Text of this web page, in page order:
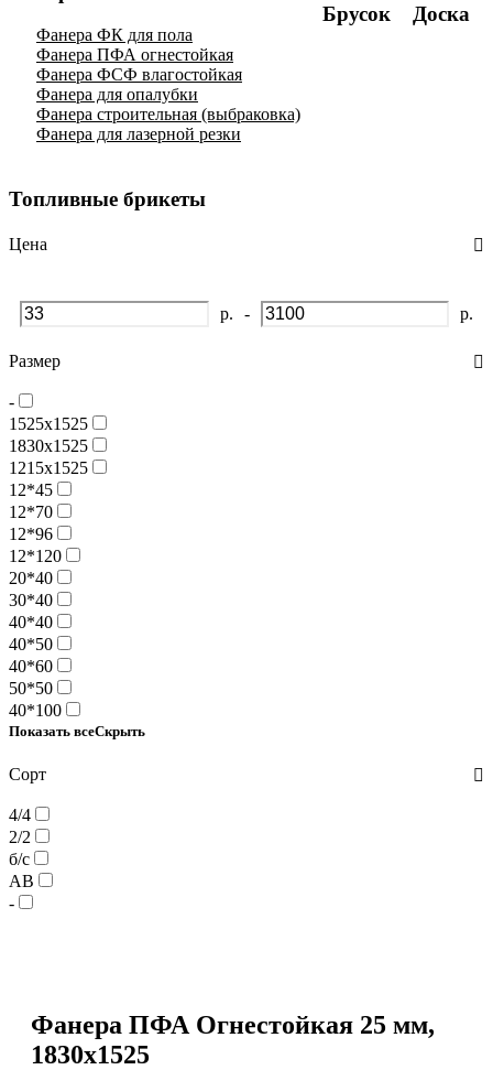
Фанера ФК для пола
Фанера ПФА огнестойкая
Фанера ФСФ влагостойкая
Фанера для опалубки
Фанера строительная (выбраковка)
Фанера для лазерной резки
Брусок Доска
Топливные брикеты
Цена
р. - р.
Размер
-
1525х1525
1830х1525
1215х1525
12*45
12*70
12*96
12*120
20*40
30*40
40*40
40*50
40*60
50*50
40*100
Показать всеСкрыть
Сорт
4/4
2/2
б/с
АВ
-
Фанера ПФА Огнестойкая 25 мм,
1830х1525